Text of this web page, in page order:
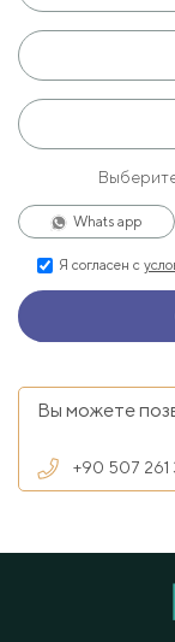
Whats app
Я согласен с
Вы можете
+90 507 261